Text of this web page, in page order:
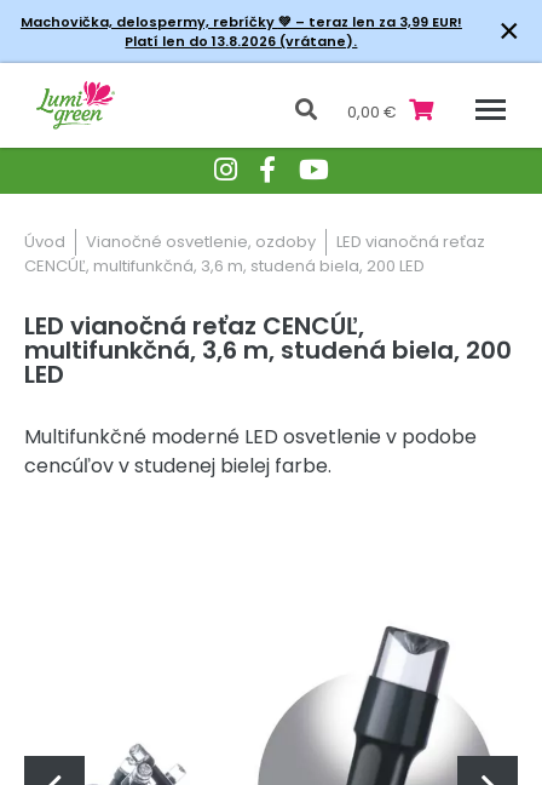
Machovička, delospermy, rebríčky💚 – teraz len za 3,99 EUR!
Platí len do 13.8.2026 (vrátane).
×
0,00 €
Úvod Vianočné osvetlenie, ozdoby
LED vianočná reťaz
CENCÚĽ, multifunkčná, 3,6 m, studená biela, 200 LED
LED vianočná reťaz CENCÚĽ,
multifunkčná, 3,6 m, studená biela, 200
LED
Multifunkčné moderné LED osvetlenie v podobe
cencúľov v studenej bielej farbe.